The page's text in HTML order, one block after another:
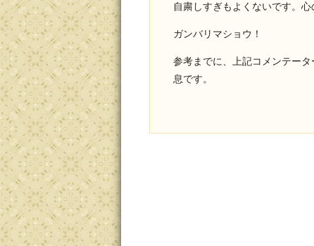
自粛しすぎもよくないです。
ガンバリマショウ！
参考までに、上記コメンテー
息です。